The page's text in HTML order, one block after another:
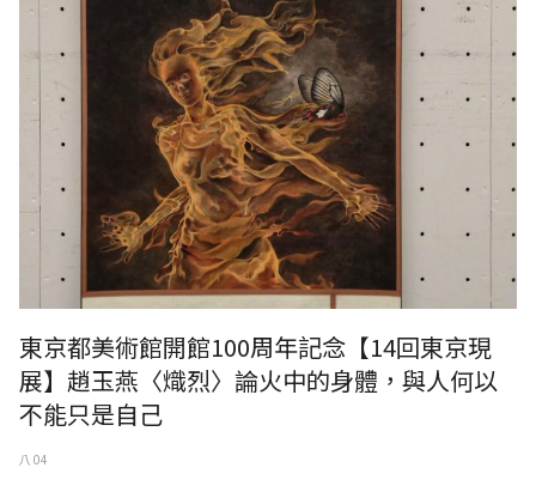
東京都美術館開館100周年記念【14回東京現
展】趙玉燕〈熾烈〉論火中的身體，與人何以
不能只是自己
八 04